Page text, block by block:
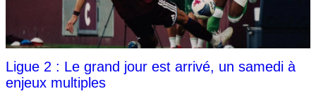
Ligue 2 : Le grand jour est arrivé, un samedi à
enjeux multiples